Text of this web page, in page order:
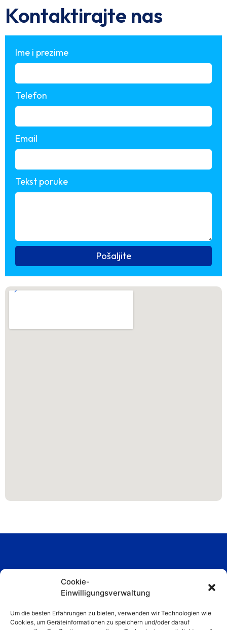
Cookie-
Einwilligungsverwaltung
Um die besten Erfahrungen zu bieten, verwenden wir Technologien wie
Cookies, um Geräteinformationen zu speichern und/oder darauf
Kontaktirajte nas
Ime i prezime
Telefon
Email
Tekst poruke
Pošaljite